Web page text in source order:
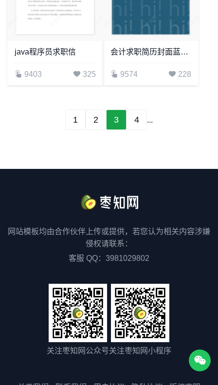
java程序员求职信
9403 325
会计求职简历封面蓝色底word简历模板
9574 228
1 2 3 4 ...
网站模板均由合作伙伴上传或提供，若您认为相关内容涉嫌
侵权请联系：
客服 QQ：3981029802
关注枣知网公众号关注枣知网小程序